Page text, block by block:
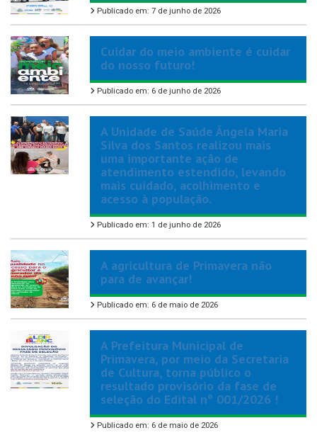
Publicado em: 7 de junho de 2026
Cuidar do meio ambiente é cuidar
do nosso futuro!
Publicado em: 6 de junho de 2026
A Unidade de Saúde Ângela Maria
Silva dos Santos realizou mais
uma importante ação de
atendimento estendido, levando
mais cuidado, acolhimento e
acesso à população.
Publicado em: 1 de junho de 2026
A agricultura de Primavera não
para de avançar!
Publicado em: 6 de maio de 2026
A Prefeitura Municipal de
Primavera, por meio da Secretaria
de Cultura, torna público o
resultado provisório da fase de
seleção do Edital nº 001/2026 !
Publicado em: 6 de maio de 2026